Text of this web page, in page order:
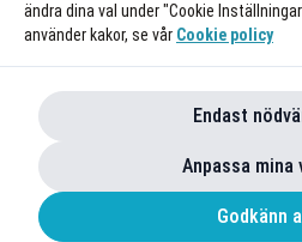
ändra dina val under "Cookie
använder kakor, se vår Cookie policy
Endast
Anpassa mina
Godkänn